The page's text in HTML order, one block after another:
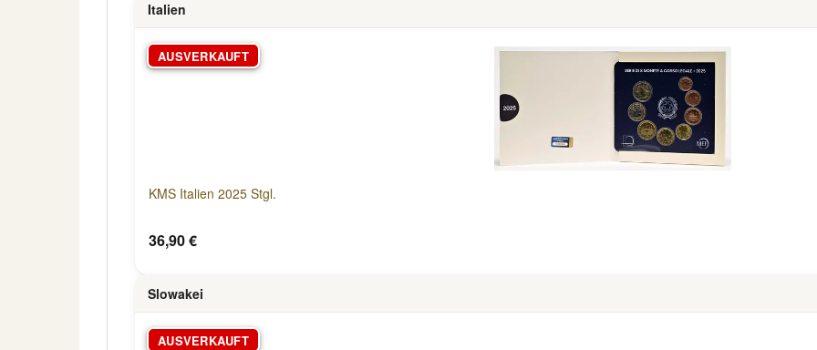
Italien
AUSVERKAUFT
KMS Italien 2025 Stgl.
36,90 €
Slowakei
AUSVERKAUFT